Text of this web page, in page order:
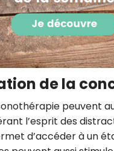
de la
peuvent
l’esprit des
d’accéder à un